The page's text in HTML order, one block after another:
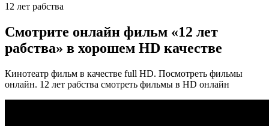
12 лет рабства
Смотрите онлайн фильм «12 лет
рабства» в хорошем HD качестве
Кинотеатр фильм в качестве full HD. Посмотреть фильмы
онлайн. 12 лет рабства смотреть фильмы в HD онлайн